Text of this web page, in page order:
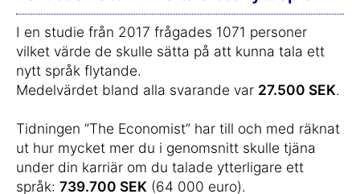
I en studie från 2017 frågades 1071 personer
vilket värde de skulle sätta på att kunna tala ett
nytt språk flytande.
Medelvärdet bland alla svarande var 27.500 SEK.
Tidningen ”The Economist” har till och med räknat
ut hur mycket mer du i genomsnitt skulle tjäna
under din karriär om du talade ytterligare ett
språk: 739.700 SEK (64 000 euro).